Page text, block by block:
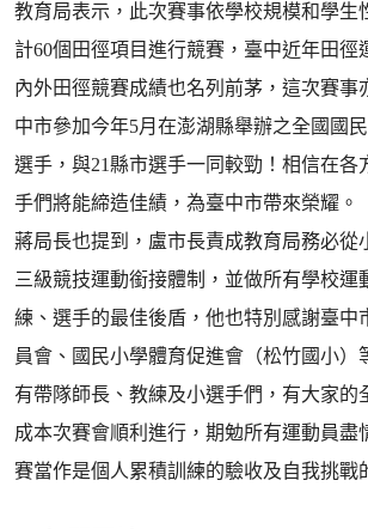
教育局表示，此次賽事依學校規模和學生
計60個田徑項目進行競賽，臺中近年田徑
內外田徑競賽成績也名列前茅，這次賽事
中市參加今年5月在澎湖縣舉辦之全國國
選手，與21縣市選手一同較勁！相信在各
手們將能締造佳績，為臺中市帶來榮耀。
蔣局長也提到，盧市長責成教育局務必從
三級競技運動銜接體制，並做所有學校運
練、選手的最佳後盾，他也特別感謝臺中
員會、國民小學體育促進會（松竹國小）
有帶隊師長、教練及小選手們，有大家的
成本次賽會順利進行，期勉所有運動員盡
賽當作是個人累積訓練的驗收及自我挑戰